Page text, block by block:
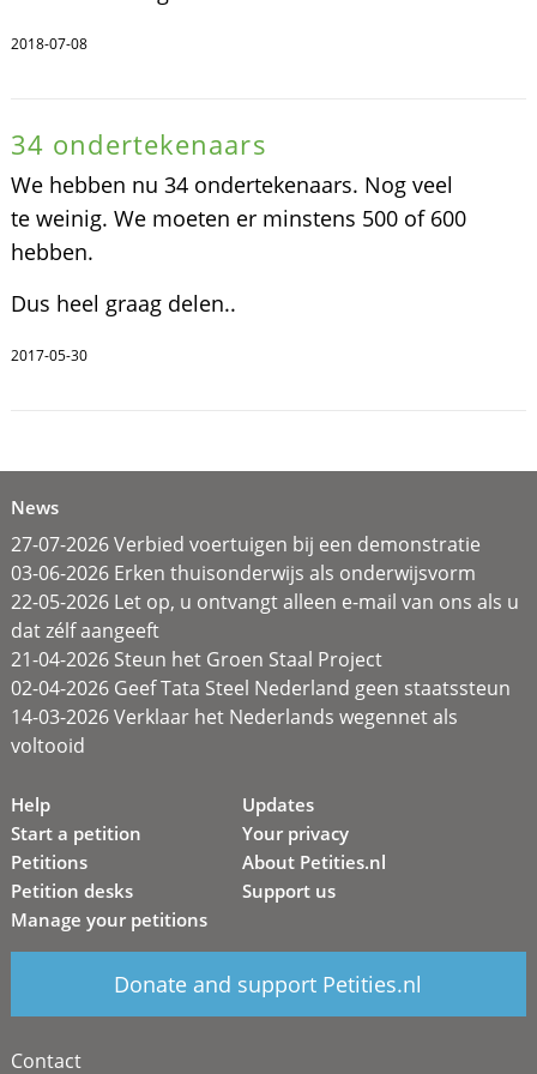
2018-07-08
34 ondertekenaars
We hebben nu 34 ondertekenaars. Nog veel
te weinig. We moeten er minstens 500 of 600
hebben.
Dus heel graag delen..
2017-05-30
News
27-07-2026 Verbied voertuigen bij een demonstratie
03-06-2026 Erken thuisonderwijs als onderwijsvorm
22-05-2026 Let op, u ontvangt alleen e-mail van ons als u
dat zélf aangeeft
21-04-2026 Steun het Groen Staal Project
02-04-2026 Geef Tata Steel Nederland geen staatssteun
14-03-2026 Verklaar het Nederlands wegennet als
voltooid
Help
Start a petition
Petitions
Petition desks
Manage your petitions
Updates
Your privacy
About Petities.nl
Support us
Donate and support Petities.nl
Contact